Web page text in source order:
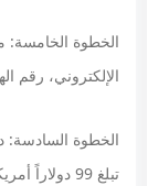
الخطوة الخامسة:
الإلكتروني، رقم
الخطوة السادسة:
تبلغ 99 دولاراً أمريكياً سنوياً.